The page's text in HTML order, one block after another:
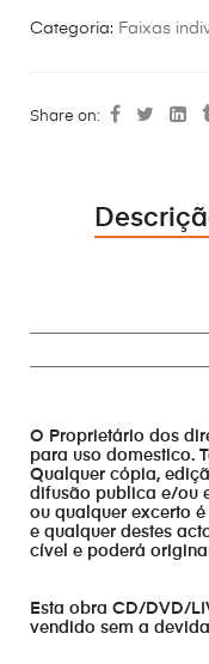
Categoria: Faixas
Share on:
O Proprietário dos
para uso domestico.
Qualquer cópia,
difusão publica e/ou
ou qualquer excerto
e qualquer destes
cível e poderá
Esta obra CD/DVD/
vendido sem a